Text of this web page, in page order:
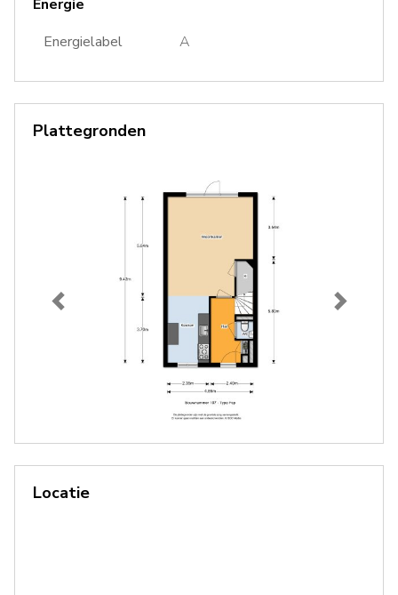
Energie
Energielabel
A
Plattegronden
Vorige Volgende
Locatie